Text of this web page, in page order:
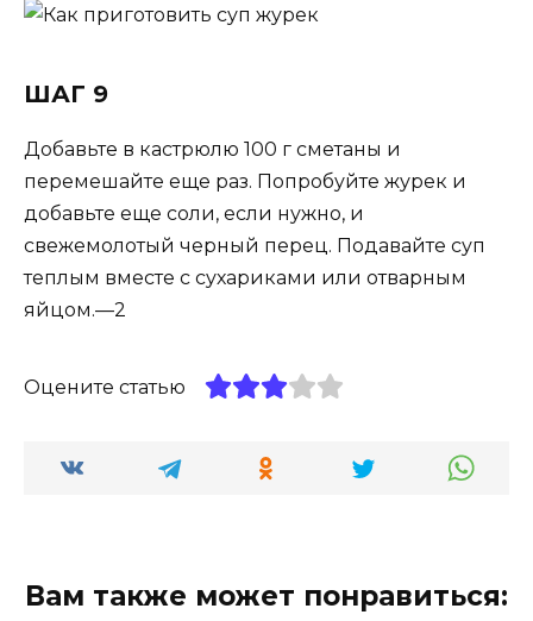
ШАГ 9
Добавьте в кастрюлю 100 г сметаны и
перемешайте еще раз. Попробуйте журек и
добавьте еще соли, если нужно, и
свежемолотый черный перец. Подавайте суп
теплым вместе с сухариками или отварным
яйцом.—2
Оцените статью
Вам также может понравиться: